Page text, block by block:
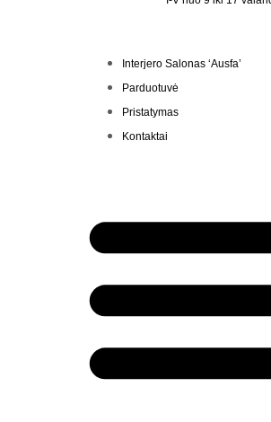
Interjero Salonas ‘Ausfa’
Parduotuvė
Pristatymas
Kontaktai